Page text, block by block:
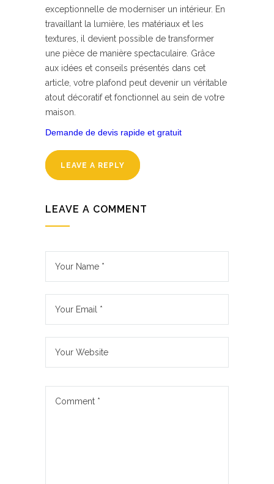
exceptionnelle de moderniser un intérieur. En
travaillant la lumière, les matériaux et les
textures, il devient possible de transformer
une pièce de manière spectaculaire. Grâce
aux idées et conseils présentés dans cet
article, votre plafond peut devenir un véritable
atout décoratif et fonctionnel au sein de votre
maison.
Demande de devis rapide et gratuit
LEAVE A REPLY
LEAVE A COMMENT